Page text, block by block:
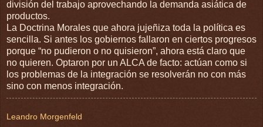
división del trabajo aprovechando la demanda asiática de
productos.
La Doctrina Morales que ahora jujeñiza toda la política es
sencilla. Si antes los gobiernos fallaron en ciertos progresos
porque “no pudieron o no quisieron”, ahora está claro que
no quieren. Optaron por un ALCA de facto: actúan como si
los problemas de la integración se resolverán no con más
sino con menos integración.
Leandro Morgenfeld